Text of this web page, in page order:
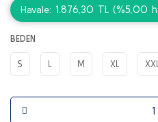
Havale 1.876,30 TL (%5,00
BEDEN
S L M XL